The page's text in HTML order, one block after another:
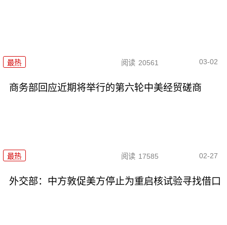
最热 阅读 20561 03-02
商务部回应近期将举行的第六轮中美经贸磋商
最热 阅读 17585 02-27
外交部：中方敦促美方停止为重启核试验寻找借口